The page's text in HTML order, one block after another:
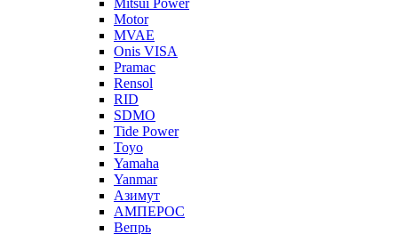
Mitsui Power
Motor
MVAE
Onis VISA
Pramac
Rensol
RID
SDMO
Tide Power
Toyo
Yamaha
Yanmar
Азимут
АМПЕРОС
Вепрь